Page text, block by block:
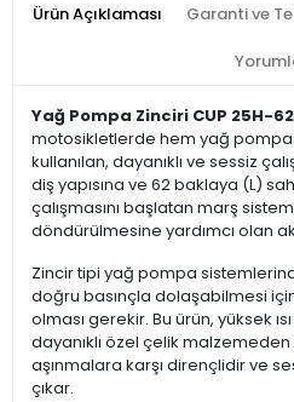
Ürün Açıklaması Garanti ve
Yağ Pompa Zinciri CUP 25H-
motosikletlerde hem yağ
kullanılan, dayanıklı ve sessiz
diş yapısına ve 62 baklaya (L)
çalışmasını başlatan marş
döndürülmesine yardımcı olan
Zincir tipi yağ pompa
doğru basınçla dolaşabilmesi
olması gerekir. Bu ürün, yüksek
dayanıklı özel çelik
aşınmalara karşı dirençlidir ve
çıkar.